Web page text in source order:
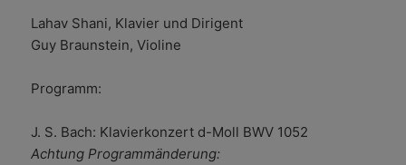
Lahav Shani, Klavier und Dirigent
Guy Braunstein, Violine
Programm:
J. S. Bach: Klavierkonzert d-Moll BWV 1052
Achtung Programmänderung: